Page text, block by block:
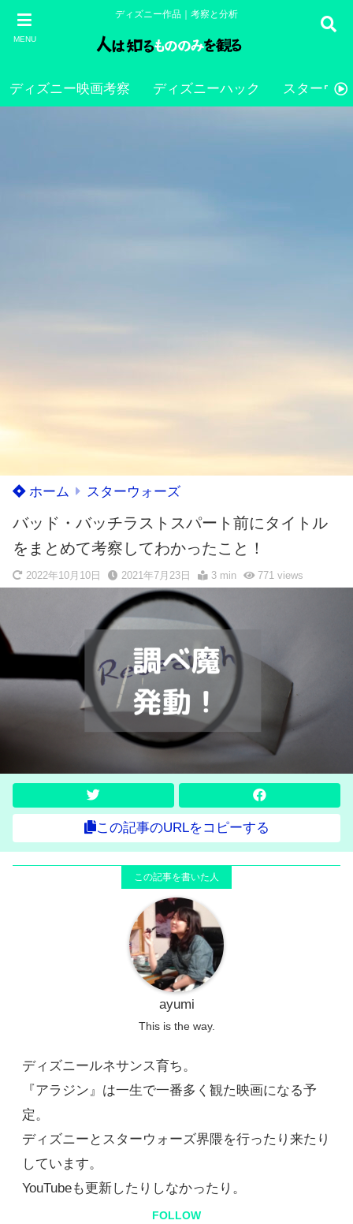
MENU
ディズニー作品｜考察と分析
ディズニー映画考察 ディズニーハック スターウォ
ホーム スターウォーズ
バッド・バッチラストスパート前にタイトル
をまとめて考察してわかったこと！
2022年10月10日 2021年7月23日 3 min 771views
この記事のURLをコピーする
ayumi
This is the way.
ディズニールネサンス育ち。
『アラジン』は一生で一番多く観た映画になる予
定。
ディズニーとスターウォーズ界隈を行ったり来たり
しています。
YouTubeも更新したりしなかったり。
FOLLOW